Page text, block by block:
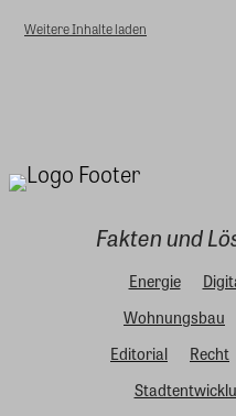
Weitere Inhalte laden
Fakten und
Energie
Wohnungsbau
Editorial
Recht